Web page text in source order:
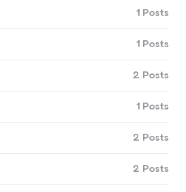
1 Posts
1 Posts
2 Posts
1 Posts
2 Posts
2 Posts